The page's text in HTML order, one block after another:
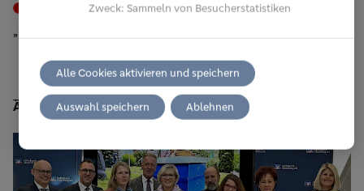
Wiehl, 30. Juni 2026
„Es war mir stets eine große Freude“
Ähnliche Beiträge
Zweck: Sammeln von Besucherstatistiken
Alle Cookies aktivieren und speichern
Auswahl speichern Ablehnen